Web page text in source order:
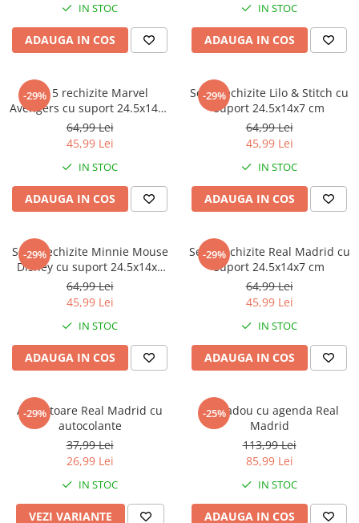
IN STOC
ADAUGA IN COS
IN STOC
ADAUGA IN COS
-29%
Set 5 rechizite Marvel
Avengers cu suport 24.5x14x7
cm
64,99 Lei
45,99 Lei
IN STOC
ADAUGA IN COS
-29%
Set 5 rechizite Lilo & Stitch cu
suport 24.5x14x7 cm
64,99 Lei
45,99 Lei
IN STOC
ADAUGA IN COS
-29%
Set 5 rechizite Minnie Mouse
Disney cu suport 24.5x14x7
cm
64,99 Lei
45,99 Lei
IN STOC
ADAUGA IN COS
-29%
Set 5 rechizite Real Madrid cu
suport 24.5x14x7 cm
64,99 Lei
45,99 Lei
IN STOC
ADAUGA IN COS
-29%
Ascutitoare Real Madrid cu
autocolante
37,99 Lei
26,99 Lei
IN STOC
VEZI VARIANTE
-25%
Set cadou cu agenda Real
Madrid
113,99 Lei
85,99 Lei
IN STOC
ADAUGA IN COS